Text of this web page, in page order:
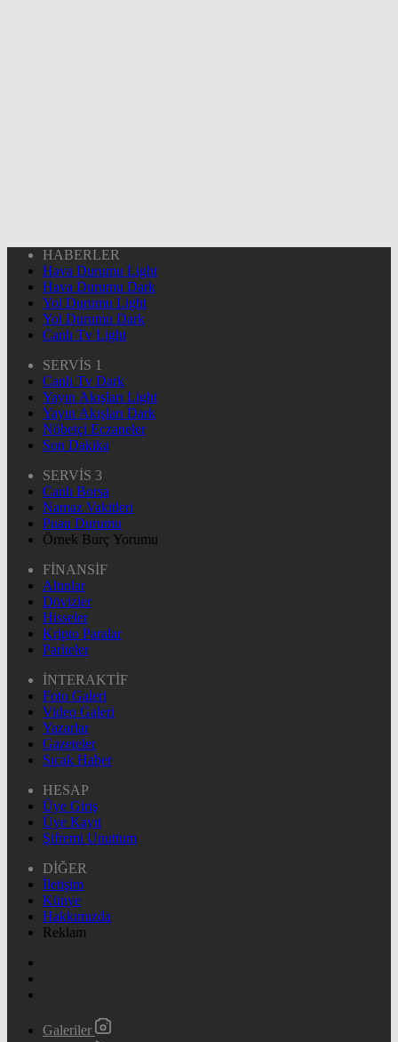
HABERLER
Hava Durumu Light
Hava Durumu Dark
Yol Durumu Light
Yol Durumu Dark
Canlı Tv Light
SERVİS 1
Canlı Tv Dark
Yayın Akışları Light
Yayın Akışları Dark
Nöbetçi Eczaneler
Son Dakika
SERVİS 3
Canlı Borsa
Namaz Vakitleri
Puan Durumu
Örnek Burç Yorumu
FİNANSİF
Altınlar
Dövizler
Hisseler
Kripto Paralar
Pariteler
İNTERAKTİF
Foto Galeri
Video Galeri
Yazarlar
Gazeteler
Sıcak Haber
HESAP
Üye Giriş
Üye Kayıt
Şifremi Unuttum
DİĞER
İletişim
Künye
Hakkımızda
Reklam
Galeriler